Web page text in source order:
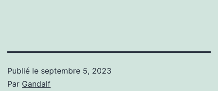
Publié le septembre 5, 2023
Par Gandalf